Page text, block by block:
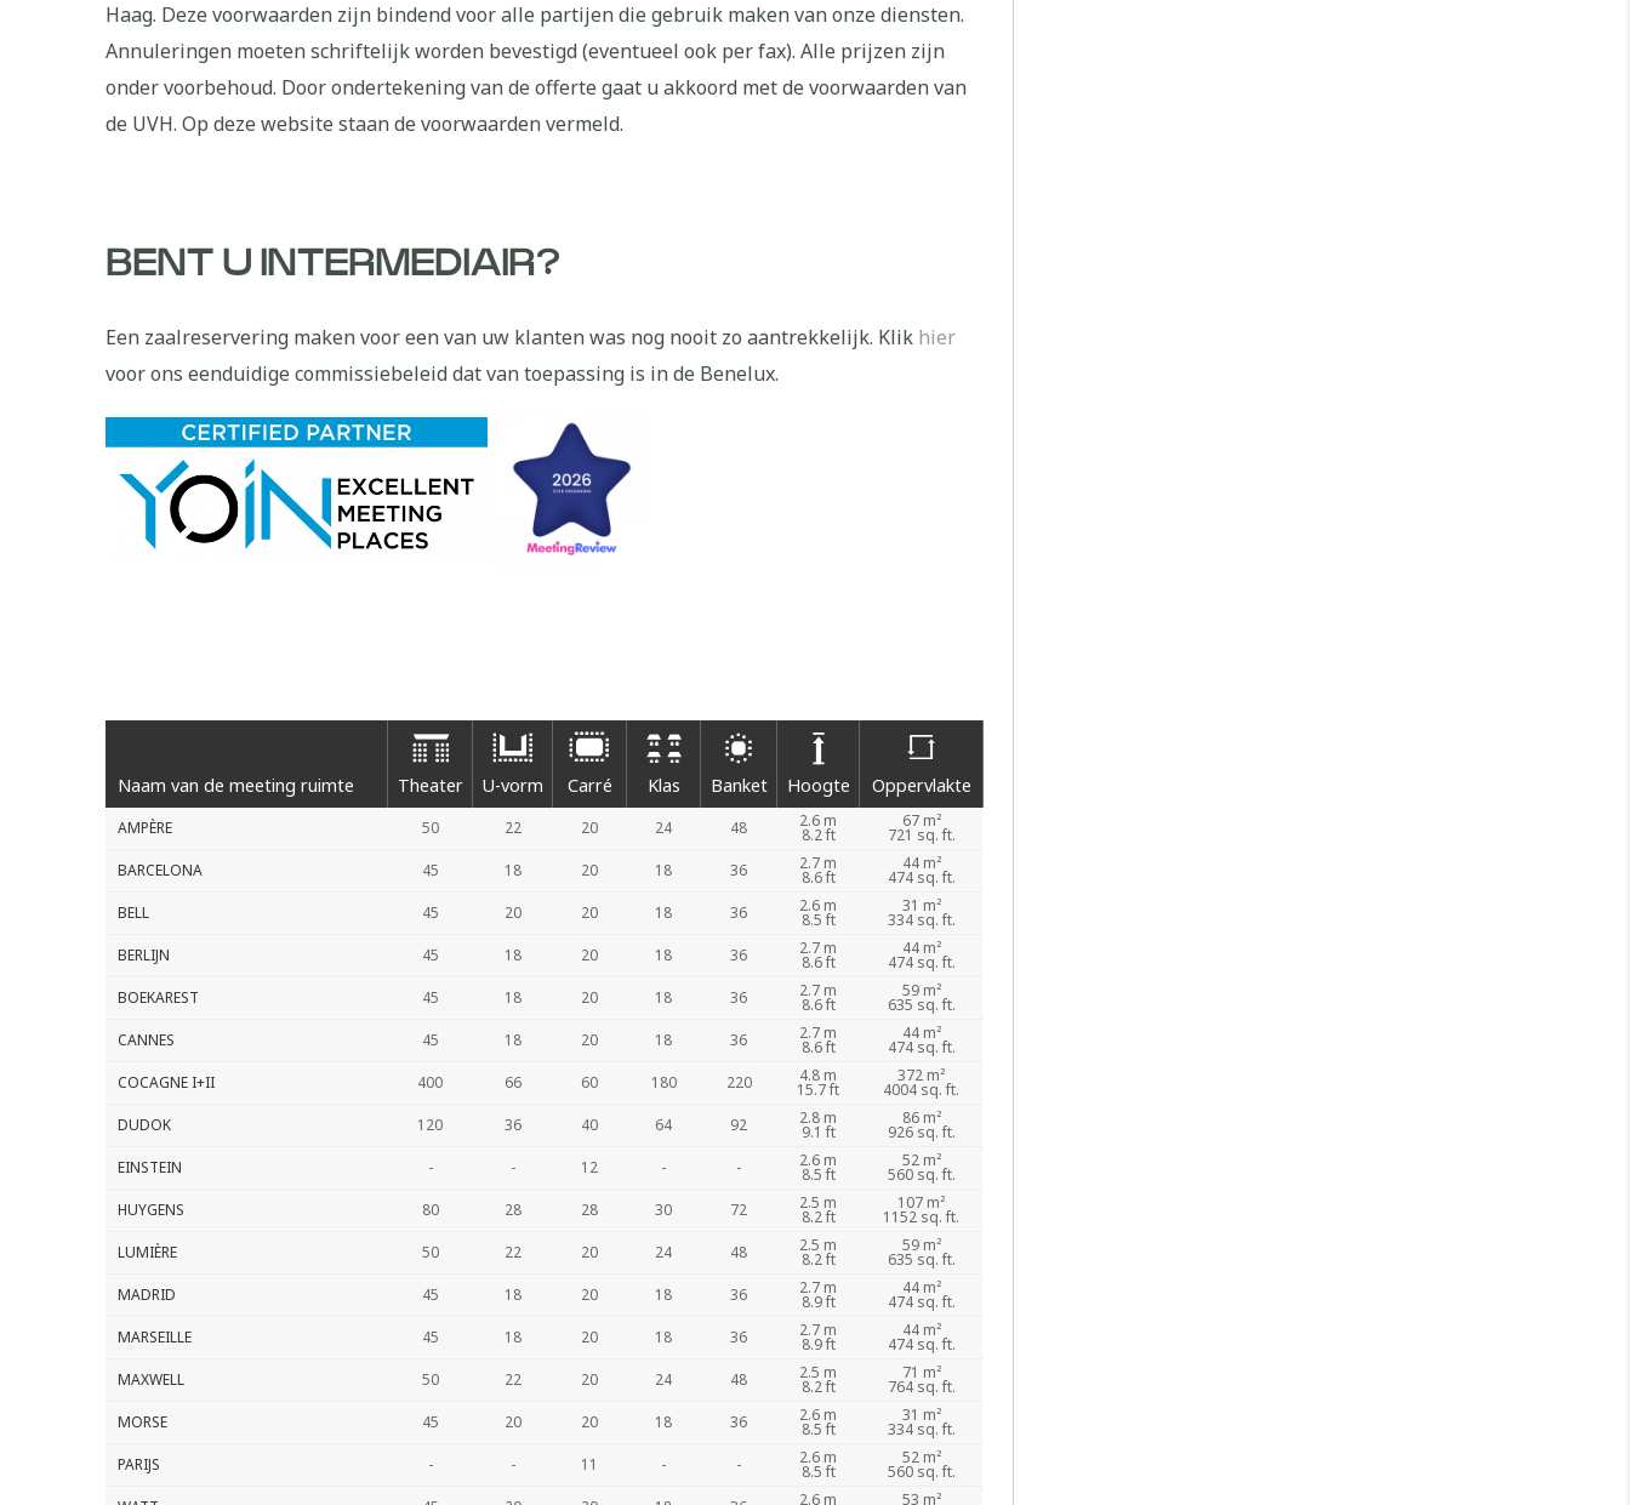
Haag. Deze voorwaarden zijn bindend voor alle partijen die gebruik maken van onze diensten.
Annuleringen moeten schriftelijk worden bevestigd (eventueel ook per fax). Alle prijzen zijn
onder voorbehoud. Door ondertekening van de offerte gaat u akkoord met de voorwaarden van
de UVH. Op deze website staan de voorwaarden vermeld.
BENT U INTERMEDIAIR?
Een zaalreservering maken voor een van uw klanten was nog nooit zo aantrekkelijk. Klik hier
voor ons eenduidige commissiebeleid dat van toepassing is in de Benelux.
Naam van de meeting ruimte Theater U-vorm Carré Klas Banket Hoogte Oppervlakte
AMPÈRE 50 22 20 24 48 2.6 m
8.2 ft
67 m²
721 sq. ft.
BARCELONA
45 18 20 18 36 2.7 m
8.6 ft
44 m²
474 sq. ft.
BELL
45 20 20 18 36 2.6 m
8.5 ft
31 m²
334 sq. ft.
BERLIJN
45 18 20 18 36 2.7 m
8.6 ft
44 m²
474 sq. ft.
BOEKAREST
45 18 20 18 36 2.7 m
8.6 ft
59 m²
635 sq. ft.
CANNES
45 18 20 18 36 2.7 m
8.6 ft
44 m²
474 sq. ft.
COCAGNE I+II
400 66 60 180 220 4.8 m
15.7 ft
372 m²
4004 sq. ft.
DUDOK
120 36 40 64 92 2.8 m
9.1 ft
86 m²
926 sq. ft.
EINSTEIN
- - 12 - - 2.6 m
8.5 ft
52 m²
560 sq. ft.
HUYGENS
80 28 28 30 72 2.5 m
8.2 ft
107 m²
1152 sq. ft.
LUMIÈRE
50 22 20 24 48 2.5 m
8.2 ft
59 m²
635 sq. ft.
MADRID
45 18 20 18 36 2.7 m
8.9 ft
44 m²
474 sq. ft.
MARSEILLE
45 18 20 18 36 2.7 m
8.9 ft
44 m²
474 sq. ft.
MAXWELL
50 22 20 24 48 2.5 m
8.2 ft
71 m²
764 sq. ft.
MORSE
45 20 20 18 36 2.6 m
8.5 ft
31 m²
334 sq. ft.
PARIJS
- - 11 - - 2.6 m
8.5 ft
52 m²
560 sq. ft.
2.6 m 53 m²